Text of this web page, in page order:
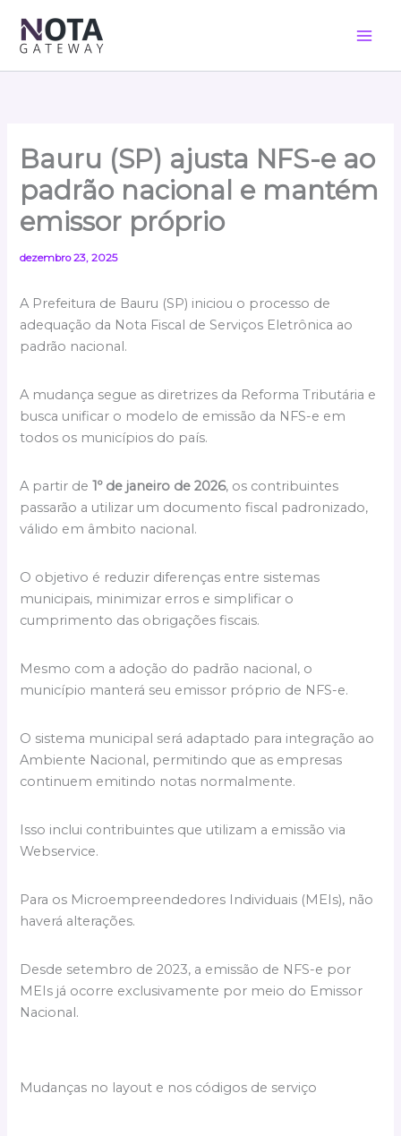
para
conteúdo
Bauru (SP) ajusta NFS-e ao
padrão nacional e mantém
emissor próprio
dezembro 23, 2025
A Prefeitura de Bauru (SP) iniciou o processo de
adequação da Nota Fiscal de Serviços Eletrônica ao
padrão nacional.
A mudança segue as diretrizes da Reforma Tributária e
busca unificar o modelo de emissão da NFS-e em
todos os municípios do país.
A partir de1º de janeiro de 2026, os contribuintes
passarão a utilizar um documento fiscal padronizado,
válido em âmbito nacional.
O objetivo é reduzir diferenças entre sistemas
municipais, minimizar erros e simplificar o
cumprimento das obrigações fiscais.
Mesmo com a adoção do padrão nacional, o
município manterá seu emissor próprio de NFS-e.
O sistema municipal será adaptado para integração ao
Ambiente Nacional, permitindo que as empresas
continuem emitindo notas normalmente.
Isso inclui contribuintes que utilizam a emissão via
Webservice.
Para os Microempreendedores Individuais (MEIs), não
haverá alterações.
Desde setembro de 2023, a emissão de NFS-e por
MEIs já ocorre exclusivamente por meio do Emissor
Nacional.
Mudanças no layout e nos códigos de serviço